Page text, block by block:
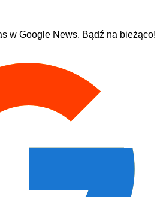
w Google News. Bądź na bieżąco!